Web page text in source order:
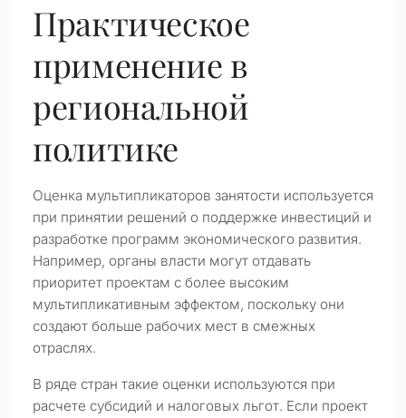
Практическое
применение в
региональной
политике
Оценка мультипликаторов занятости используется
при принятии решений о поддержке инвестиций и
разработке программ экономического развития.
Например, органы власти могут отдавать
приоритет проектам с более высоким
мультипликативным эффектом, поскольку они
создают больше рабочих мест в смежных
отраслях.
В ряде стран такие оценки используются при
расчете субсидий и налоговых льгот. Если проект